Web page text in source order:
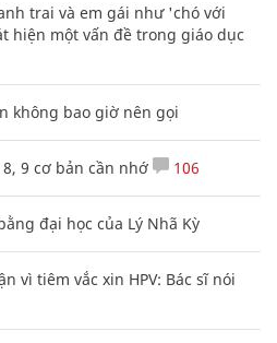
trai và em gái như 'chó với
hiện một vấn đề trong giáo dục
không bao giờ nên gọi
9 cơ bản cần nhớ 106
đại học của Lý Nhã Kỳ
vì tiêm vắc xin HPV: Bác sĩ nói